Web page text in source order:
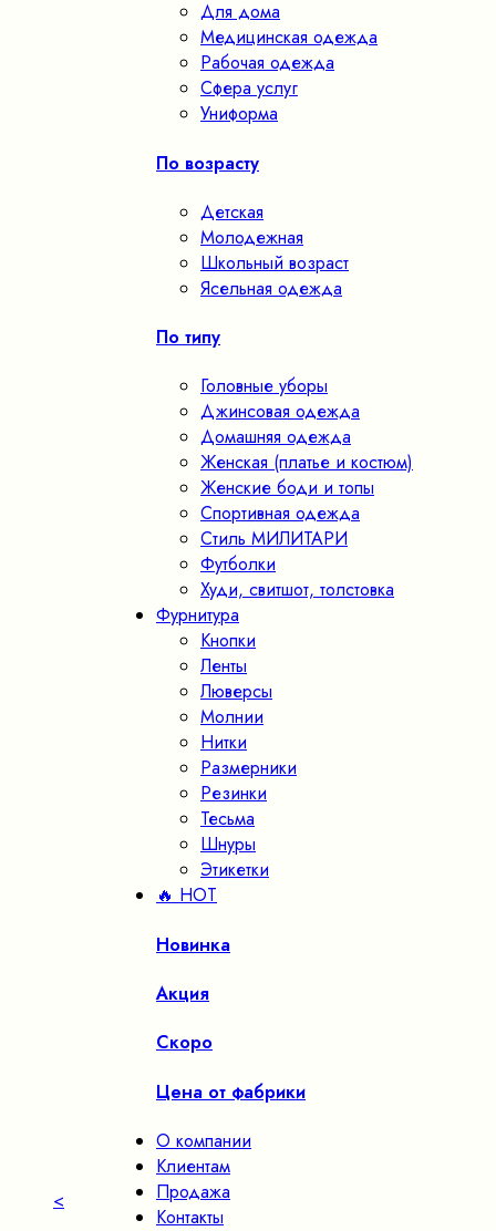
Для дома
Медицинская одежда
Рабочая одежда
Сфера услуг
Униформа
По возрасту
Детская
Молодежная
Школьный возраст
Ясельная одежда
По типу
Головные уборы
Джинсовая одежда
Домашняя одежда
Женская (платье и костюм)
Женские боди и топы
Спортивная одежда
Стиль МИЛИТАРИ
Футболки
Худи, свитшот, толстовка
Фурнитура
Кнопки
Ленты
Люверсы
Молнии
Нитки
Размерники
Резинки
Тесьма
Шнуры
Этикетки
🔥 HOT
Новинка
Акция
Скоро
Цена от фабрики
О компании
Клиентам
Продажа
Контакты
<